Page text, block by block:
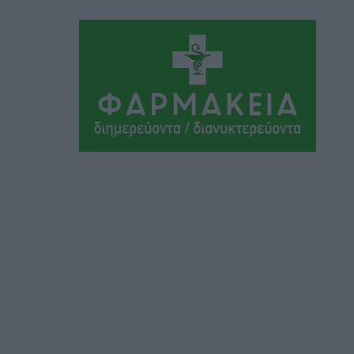
ΔΕΑΣ Δάφνη Ρόδου: Η Ευαγγελία
Τετράδη στο τεχνικό επιτελείο
πριν 1 ώρα
Γ.Σ. Διαγόρας: Το οργανόγραμμα των
Ακαδημιών